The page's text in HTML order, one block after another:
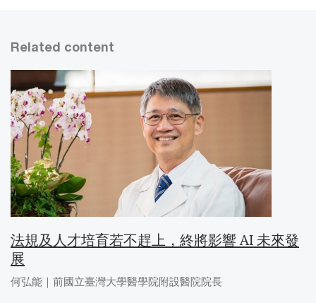
Related content
法規及人才培育若不趕上，終將影響 AI 未來發
展
何弘能｜前國立臺灣大學醫學院附設醫院院長